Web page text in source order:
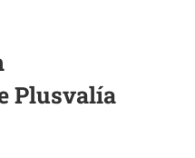
Plusvalía